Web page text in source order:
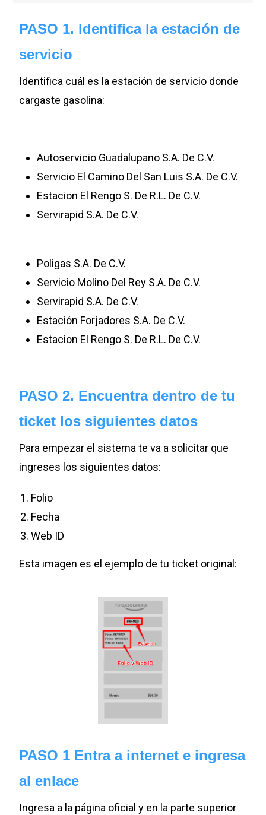
PASO 1. Identifica la estación de
servicio
Identifica cuál es la estación de servicio donde
cargaste gasolina:
Autoservicio Guadalupano S.A. De C.V.
Servicio El Camino Del San Luis S.A. De C.V.
Estacion El Rengo S. De R.L. De C.V.
Servirapid S.A. De C.V.
Poligas S.A. De C.V.
Servicio Molino Del Rey S.A. De C.V.
Servirapid S.A. De C.V.
Estación Forjadores S.A. De C.V.
Estacion El Rengo S. De R.L. De C.V.
PASO 2. Encuentra dentro de tu
ticket los siguientes datos
Para empezar el sistema te va a solicitar que
ingreses los siguientes datos:
Folio
Fecha
Web ID
Esta imagen es el ejemplo de tu ticket original:
PASO 1 Entra a internet e ingresa
al enlace
Ingresa a la página oficial y en la parte superior